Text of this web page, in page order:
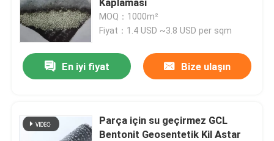
MOQ：1000m²
Fiyat：1.4 USD ~3.8 USD per sqm
En iyi fiyat Bize ulaşın
Parça için su geçirmez GCL
Bentonit Geosentetik Kil Astar